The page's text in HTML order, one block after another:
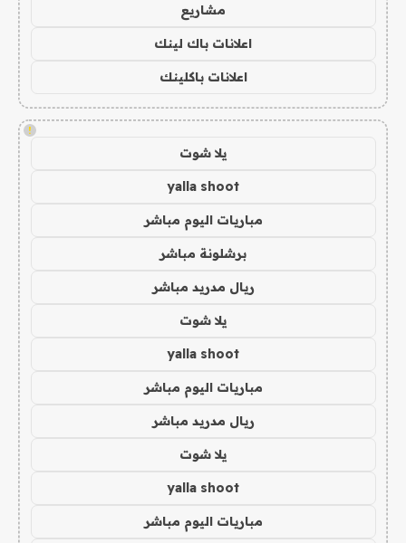
مشاريع
اعلانات باك لينك
اعلانات باكلينك
!
يلا شوت
yalla shoot
مباريات اليوم مباشر
برشلونة مباشر
ريال مدريد مباشر
يلا شوت
yalla shoot
مباريات اليوم مباشر
ريال مدريد مباشر
يلا شوت
yalla shoot
مباريات اليوم مباشر